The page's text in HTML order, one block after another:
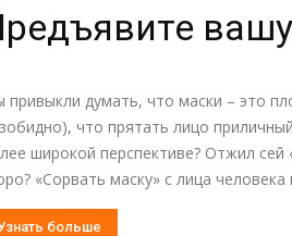
привыкли думать, что маски – это
что прятать лицо
широкой перспективе? Отжил
«Сорвать маску» с лица
больше